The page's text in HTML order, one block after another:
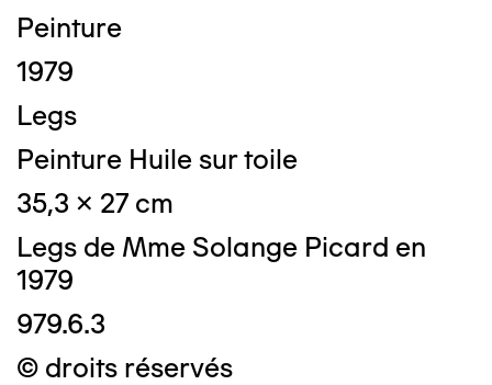
Peinture
1979
Legs
Peinture Huile sur toile
35,3 x 27 cm
Legs de Mme Solange Picard en
1979
979.6.3
© droits réservés